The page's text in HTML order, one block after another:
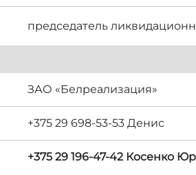
председатель
ЗАО «Белреализация»
+375 29 698-53-53 Денис
+375 29 196-47-42 Косенко